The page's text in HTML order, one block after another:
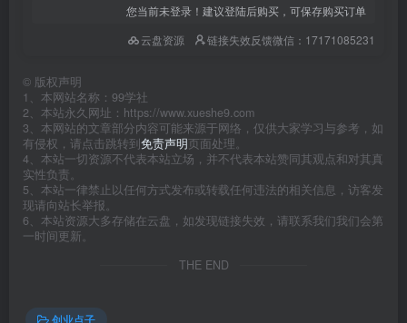
您当前未登录！建议登陆后购买，可保存购买订单
云盘资源
链接失效反馈微信：17171085231
© 版权声明
1、本网站名称：99学社
2、本站永久网址：https://www.xueshe9.com
3、本网站的文章部分内容可能来源于网络，仅供大家学习与参考，如
有侵权，请点击跳转到免责声明页面处理。
4、本站一切资源不代表本站立场，并不代表本站赞同其观点和对其真
实性负责。
5、本站一律禁止以任何方式发布或转载任何违法的相关信息，访客发
现请向站长举报。
6、本站资源大多存储在云盘，如发现链接失效，请联系我们我们会第
一时间更新。
THE END
创业点子